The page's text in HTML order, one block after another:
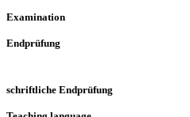
Examination
Endprüfung
schriftliche Endprüfung